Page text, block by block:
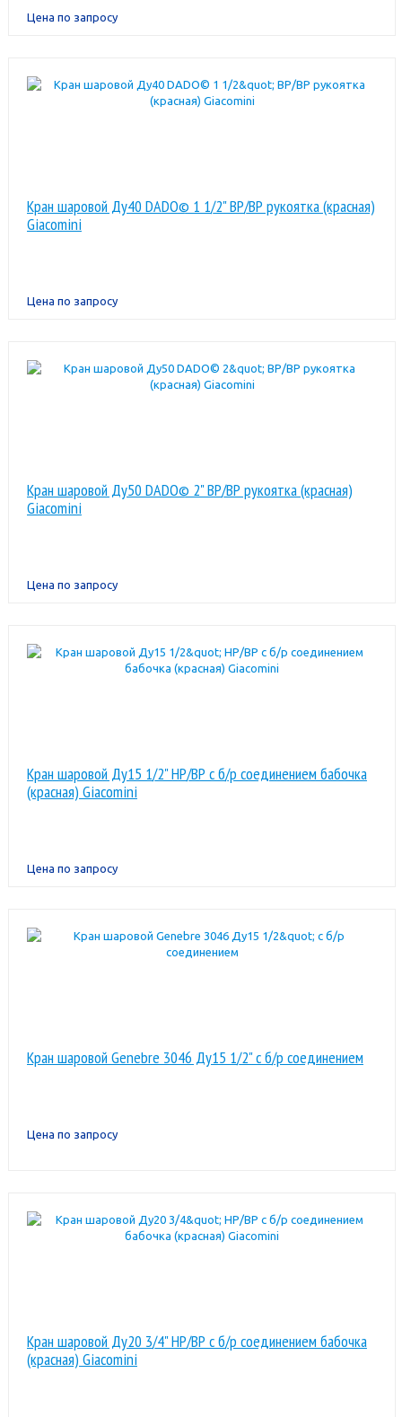
Цена по запросу
Кран шаровой Ду40 DADO© 1 1/2" ВР/ВР рукоятка (красная)
Giacomini
Цена по запросу
Кран шаровой Ду50 DADO© 2" ВР/ВР рукоятка (красная)
Giacomini
Цена по запросу
Кран шаровой Ду15 1/2" НР/ВР с б/р соединением бабочка
(красная) Giacomini
Цена по запросу
Кран шаровой Genebre 3046 Ду15 1/2" с б/р соединением
Цена по запросу
Кран шаровой Ду20 3/4" НР/ВР с б/р соединением бабочка
(красная) Giacomini